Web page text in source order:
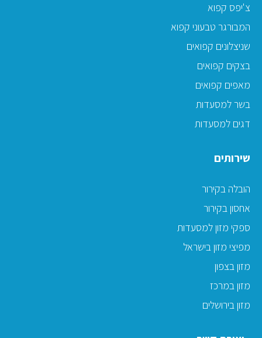
צ'יפס קפוא
המבורגר טבעוני קפוא
שניצלונים קפואים
בצקים קפואים
מאפים קפואים
בשר למסעדות
דגים למסעדות
שירותים
הובלה בקירור
אחסון בקירור
ספקי מזון למסעדות
מפיצי מזון בישראל
מזון בצפון
מזון במרכז
מזון בירושלים